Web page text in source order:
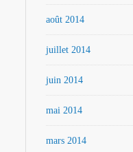
août 2014
juillet 2014
juin 2014
mai 2014
mars 2014